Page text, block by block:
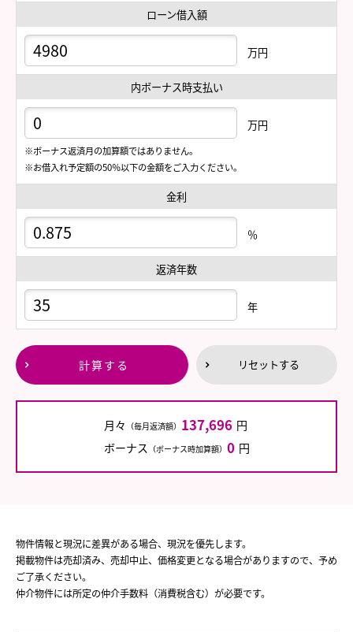
ローン借入額
万円
内ボーナス時支払い
万円
※ボーナス返済月の加算額ではありません。
※お借入れ予定額の50％以下の金額をご入力ください。
金利
％
返済年数
年
計算する リセットする
月々 （毎月返済額） 137,696 円
ボーナス （ボーナス時加算額） 0 円
物件情報と現況に差異がある場合、現況を優先します。
掲載物件は売却済み、売却中止、価格変更となる場合がありますので、予め
ご了承ください。
仲介物件には所定の仲介手数料（消費税含む）が必要です。